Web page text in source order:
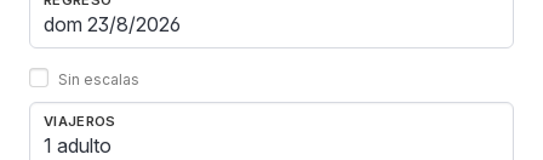
Sin escalas
VIAJEROS
1 adulto